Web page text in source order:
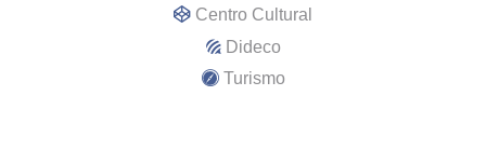
Centro Cultural
Dideco
Turismo